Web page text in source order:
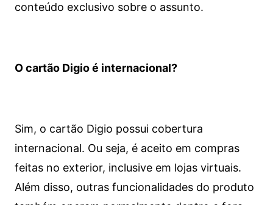
conteúdo exclusivo sobre o assunto.
O cartão Digio é internacional?
Sim, o cartão Digio possui cobertura
internacional. Ou seja, é aceito em compras
feitas no exterior, inclusive em lojas virtuais.
Além disso, outras funcionalidades do produto